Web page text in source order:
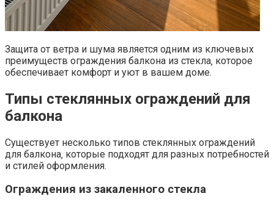
Защита от ветра и шума является одним из ключевых
преимуществ ограждения балкона из стекла‚ которое
обеспечивает комфорт и уют в вашем доме.​
Типы стеклянных ограждений для
балкона
Существует несколько типов стеклянных ограждений
для балкона‚ которые подходят для разных потребностей
и стилей оформления.​
Ограждения из закаленного стекла